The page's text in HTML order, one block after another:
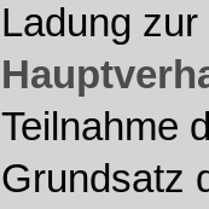
Ladung
Teilnahme
Grundsatz